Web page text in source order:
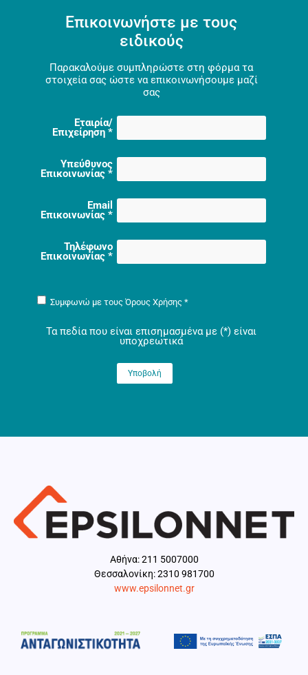
Επικοινωνήστε με τους
ειδικούς
Παρακαλούμε συμπληρώστε στη φόρμα τα
στοιχεία σας ώστε να επικοινωνήσουμε μαζί
σας
Εταιρία/
Επιχείρηση *
Υπεύθυνος
Επικοινωνίας *
Email
Επικοινωνίας *
Τηλέφωνο
Επικοινωνίας *
Συμφωνώ με τουςΌρους Χρήσης *
Τα πεδία που είναι επισημασμένα με (*) είναι
υποχρεωτικά
Aθήνα: 211 5007000
Θεσσαλονίκη: 2310 981700
www.epsilonnet.gr